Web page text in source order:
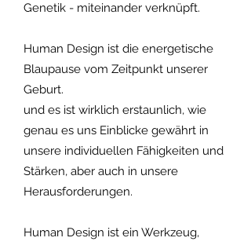
Genetik - miteinander verknüpft.
Human Design ist die energetische
Blaupause vom Zeitpunkt unserer
Geburt.
und es ist wirklich erstaunlich, wie
genau es uns Einblicke gewährt in
unsere individuellen Fähigkeiten und
Stärken, aber auch in unsere
Herausforderungen.
Human Design ist ein Werkzeug,